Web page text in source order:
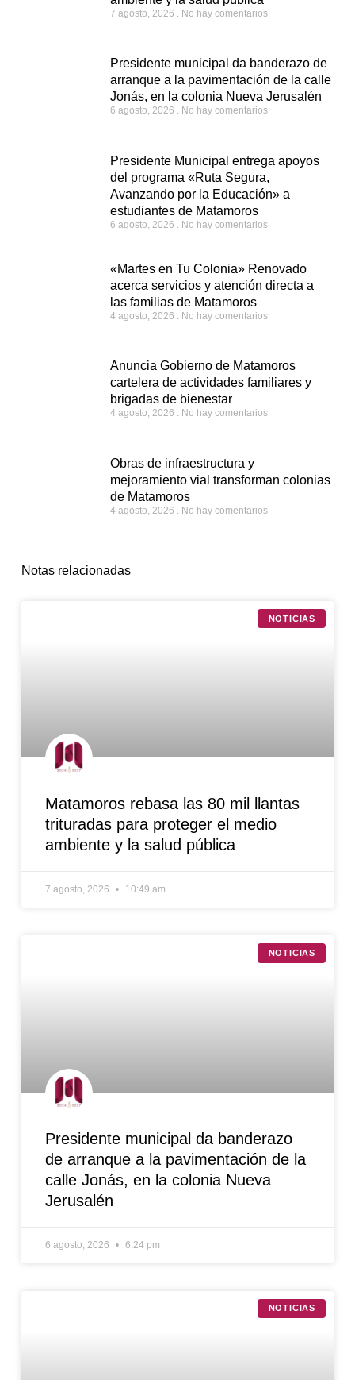
7 agosto, 2026 No hay comentarios
Presidente municipal da banderazo de
arranque a la pavimentación de la calle
Jonás, en la colonia Nueva Jerusalén
6 agosto, 2026 No hay comentarios
Presidente Municipal entrega apoyos
del programa «Ruta Segura,
Avanzando por la Educación» a
estudiantes de Matamoros
6 agosto, 2026 No hay comentarios
«Martes en Tu Colonia» Renovado
acerca servicios y atención directa a
las familias de Matamoros
4 agosto, 2026 No hay comentarios
Anuncia Gobierno de Matamoros
cartelera de actividades familiares y
brigadas de bienestar
4 agosto, 2026 No hay comentarios
Obras de infraestructura y
mejoramiento vial transforman colonias
de Matamoros
4 agosto, 2026 No hay comentarios
Notas relacionadas
NOTICIAS
Matamoros rebasa las 80 mil llantas
trituradas para proteger el medio
ambiente y la salud pública
7 agosto, 2026 10:49 am
NOTICIAS
Presidente municipal da banderazo
de arranque a la pavimentación de la
calle Jonás, en la colonia Nueva
Jerusalén
6 agosto, 2026 6:24 pm
NOTICIAS